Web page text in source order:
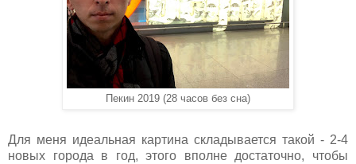
Пекин 2019 (28 часов без сна)
Для меня идеальная картина складывается такой - 2-4
новых города в год, этого вполне достаточно, чтобы